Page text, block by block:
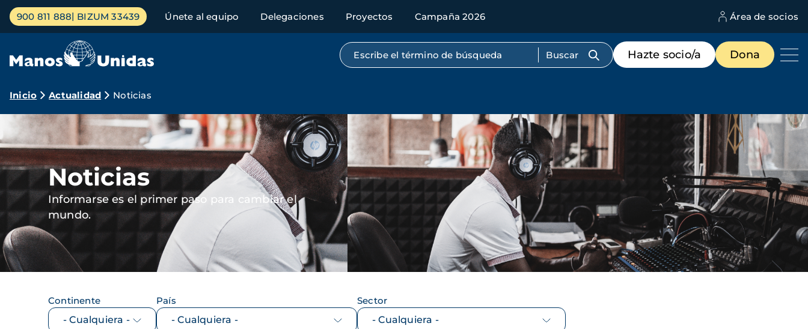
Pasar
contenido
Menú
principal
900 811 888 BIZUM 33439 Únete al equipo Delegaciones Proyectos Campaña 2026 Área de socios
Búsqueda por texto completo
Menú
de
destacados
Hazte socio/a Dona
Ruta
de
navegación
Inicio Actualidad Noticias
Imagen Imagen
Noticias
Informarse es el primer paso para cambiar el
mundo.
Continente País Sector